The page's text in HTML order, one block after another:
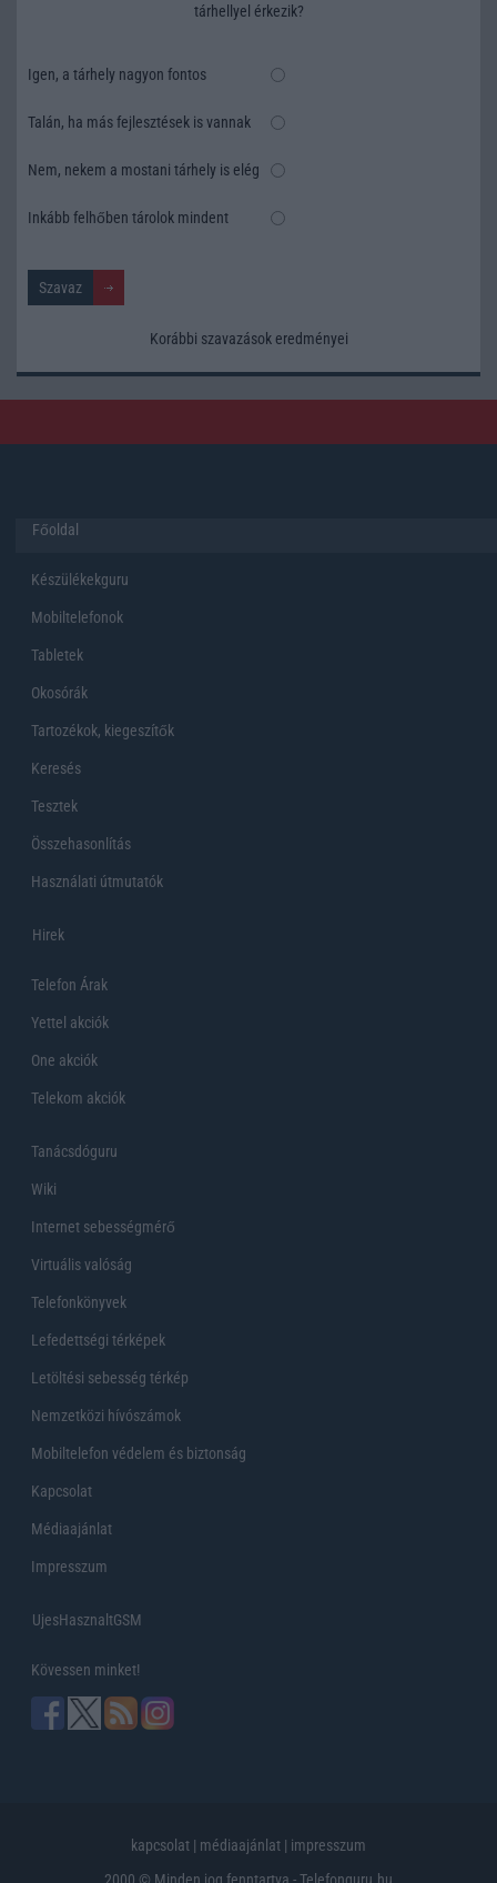
tárhellyel érkezik?
Igen, a tárhely nagyon fontos
Talán, ha más fejlesztések is vannak
Nem, nekem a mostani tárhely is elég
Inkább felhőben tárolok mindent
Korábbi szavazások eredményei
Főoldal
Készülékekguru
Mobiltelefonok
Tabletek
Okosórák
Tartozékok, kiegeszítők
Keresés
Tesztek
Összehasonlítás
Használati útmutatók
Hirek
Telefon Árak
Yettel akciók
One akciók
Telekom akciók
Tanácsdóguru
Wiki
Internet sebességmérő
Virtuális valóság
Telefonkönyvek
Lefedettségi térképek
Letöltési sebesség térkép
Nemzetközi hívószámok
Mobiltelefon védelem és biztonság
Kapcsolat
Médiaajánlat
Impresszum
UjesHasznaltGSM
Kövessen minket!
kapcsolat | médiaajánlat | impresszum
2000 © Minden jog fenntartva - Telefonguru.hu